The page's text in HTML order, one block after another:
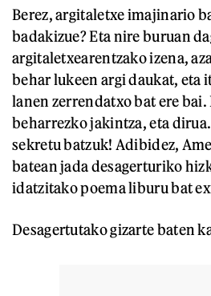
Berez, argitaletxe imajinario
badakizue? Eta nire buruan
argitaletxearentzako izena,
behar lukeen argi daukat, eta
lanen zerrendatxo bat ere
beharrezko jakintza, eta
sekretu batzuk! Adibidez,
batean jada desagerturiko
idatzitako poema liburu bat
Desagertutako gizarte baten